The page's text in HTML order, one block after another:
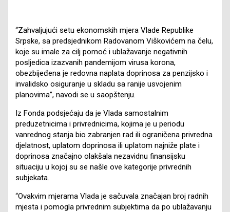
“Zahvaljujući setu ekonomskih mjera Vlade Republike
Srpske, sa predsjednikom Radovanom Viškovićem na čelu,
koje su imale za cilj pomoć i ublažavanje negativnih
posljedica izazvanih pandemijom virusa korona,
obezbijeđena je redovna naplata doprinosa za penzijsko i
invalidsko osiguranje u skladu sa ranije usvojenim
planovima”, navodi se u saopštenju.
Iz Fonda podsjećaju da je Vlada samostalnim
preduzetnicima i privrednicima, kojima je u periodu
vanrednog stanja bio zabranjen rad ili ograničena privredna
djelatnost, uplatom doprinosa ili uplatom najniže plate i
doprinosa značajno olakšala nezavidnu finansijsku
situaciju u kojoj su se našle ove kategorije privrednih
subjekata.
“Ovakvim mjerama Vlada je sačuvala značajan broj radnih
mjesta i pomogla privrednim subjektima da po ublažavanju